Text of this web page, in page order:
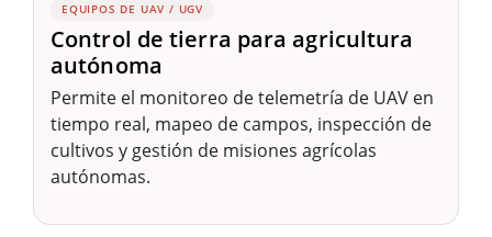
EQUIPOS DE UAV / UGV
Control de tierra para agricultura
autónoma
Permite el monitoreo de telemetría de UAV en
tiempo real, mapeo de campos, inspección de
cultivos y gestión de misiones agrícolas
autónomas.